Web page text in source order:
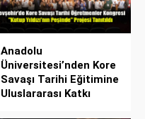
Anadolu
Üniversitesi’nden Kore
Savaşı Tarihi Eğitimine
Uluslararası Katkı